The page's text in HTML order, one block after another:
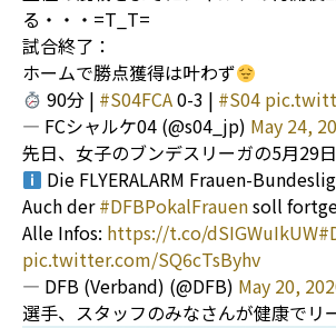
る・・・=T_T=
試合終了：
ホームで勝点獲得は叶わず
90分 | #S04FCA0-3 | #S04
— FCシャルケ04 (@s04_jp) May 24,
先日、女子のブンデスリーガの5月29
Die FLYERALARM Frauen-
Auch der#DFBPokalFrauensoll
Alle Infos: https://t.co/dSIGWuIkUW
pic.twitter.com/SQ6cTsByhv
— DFB (Verband) (@DFB) May 20,
選手、スタッフのみなさんが健康で